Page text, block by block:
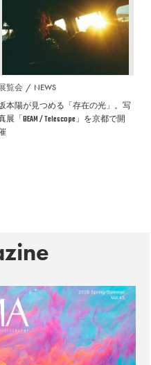
覧会 NEWS
本陽が見つめる「存在の光」。写
展「BEAM / Telescope」を京都で開